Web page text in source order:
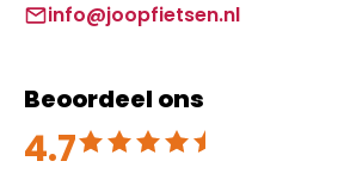
info@joopfietsen.nl
Beoordeel ons
4.7
Beoordeeld met 4.7 uit 5